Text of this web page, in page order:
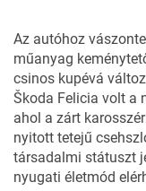
Az autóhoz
műanyag
csinos kupévá
Škoda Felicia volt a
ahol a zárt
nyitott tetejű
társadalmi státuszt
nyugati életmód